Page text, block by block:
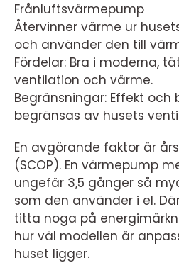
Frånluftsvärmepump
Återvinner värme ur
och använder den till
Fördelar: Bra i moderna,
ventilation och värme.
Begränsningar: Effekt och
begränsas av husets
En avgörande faktor är
(SCOP). En värmepump
ungefär 3,5 gånger så
som den använder i el.
titta noga på
hur väl modellen är
huset ligger.